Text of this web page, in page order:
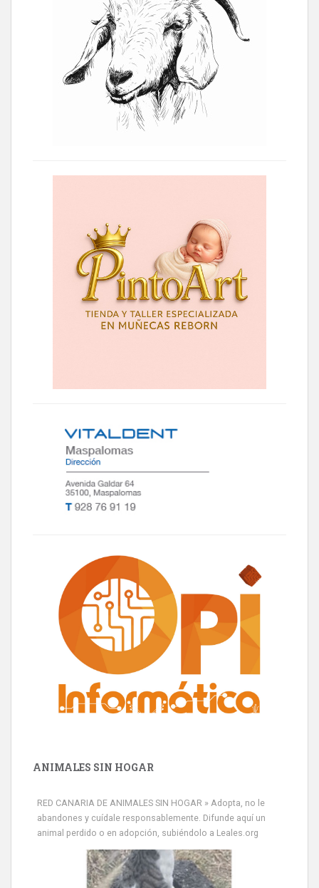
ANIMALES SIN HOGAR
RED CANARIA DE ANIMALES SIN HOGAR » Adopta, no le
abandones y cuídale responsablemente. Difunde aquí un
animal perdido o en adopción, subiéndolo a Leales.org